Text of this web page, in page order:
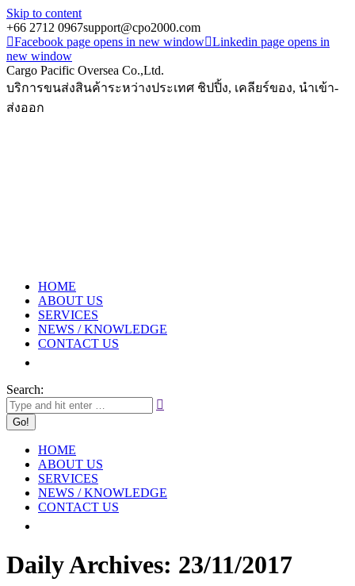
Skip to content
+66 2712 0967support@cpo2000.com
Facebook page opens in new window Linkedin page opens in
new window
Cargo Pacific Oversea Co.,Ltd.
บริการขนส่งสินค้าระหว่างประเทศ ชิปปิ้ง, เคลียร์ของ, นำเข้า-
ส่งออก
HOME
ABOUT US
SERVICES
NEWS / KNOWLEDGE
CONTACT US
Search:
HOME
ABOUT US
SERVICES
NEWS / KNOWLEDGE
CONTACT US
Daily Archives: 23/11/2017